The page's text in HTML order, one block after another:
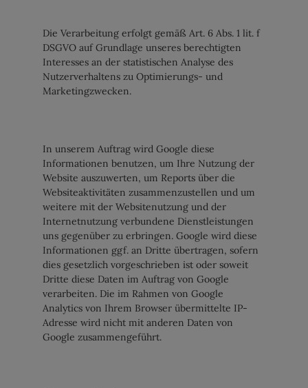
Die Verarbeitung erfolgt gemäß Art. 6 Abs. 1 lit. f
DSGVO auf Grundlage unseres berechtigten
Interesses an der statistischen Analyse des
Nutzerverhaltens zu Optimierungs- und
Marketingzwecken.
In unserem Auftrag wird Google diese
Informationen benutzen, um Ihre Nutzung der
Website auszuwerten, um Reports über die
Websiteaktivitäten zusammenzustellen und um
weitere mit der Websitenutzung und der
Internetnutzung verbundene Dienstleistungen
uns gegenüber zu erbringen. Google wird diese
Informationen ggf. an Dritte übertragen, sofern
dies gesetzlich vorgeschrieben ist oder soweit
Dritte diese Daten im Auftrag von Google
verarbeiten. Die im Rahmen von Google
Analytics von Ihrem Browser übermittelte IP-
Adresse wird nicht mit anderen Daten von
Google zusammengeführt.